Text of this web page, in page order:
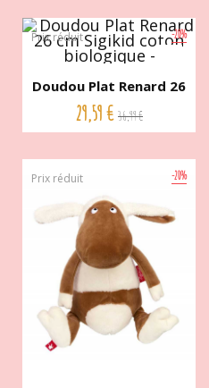
-20%
Prix réduit
Doudou Plat Renard 26
cm...
29,59 € 36,99 €
-20%
Prix réduit